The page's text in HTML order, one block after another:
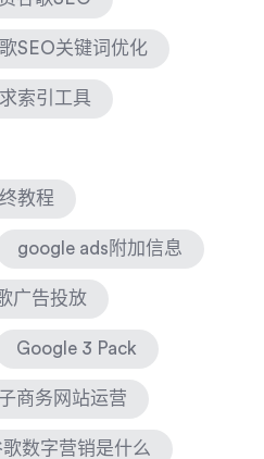
SEO关键词优化
索引工具
教程
google ads附加信息
广告投放
Google 3 Pack
商务网站运营
歌数字营销是什么